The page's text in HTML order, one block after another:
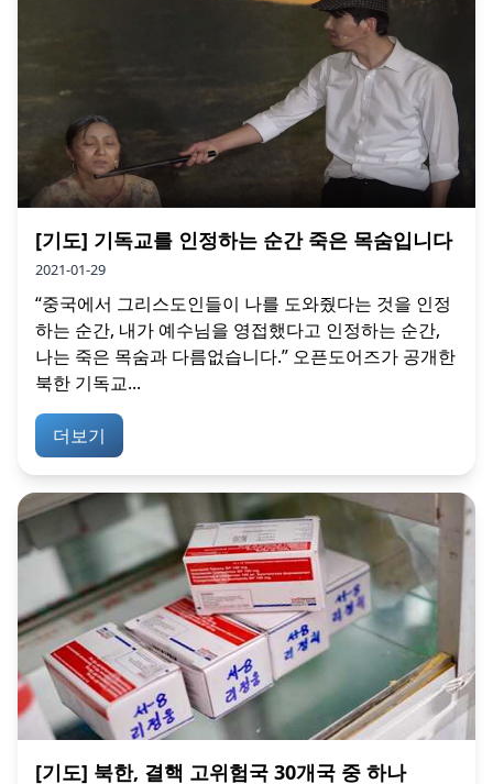
[기도] 기독교를 인정하는 순간 죽은 목숨입니다
2021-01-29
“중국에서 그리스도인들이 나를 도와줬다는 것을 인정
하는 순간, 내가 예수님을 영접했다고 인정하는 순간,
나는 죽은 목숨과 다름없습니다.” 오픈도어즈가 공개한
북한 기독교...
더보기
[기도] 북한, 결핵 고위험국 30개국 중 하나